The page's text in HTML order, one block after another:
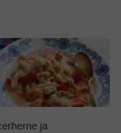
ja